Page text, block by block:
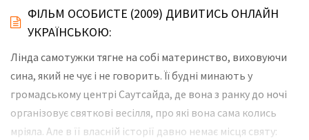
ФІЛЬМ ОСОБИСТЕ (2009) ДИВИТИСЬ ОНЛАЙН
УКРАЇНСЬКОЮ:
Лінда самотужки тягне на собі материнство, виховуючи
сина, який не чує і не говорить. Її будні минають у
громадському центрі Саутсайда, де вона з ранку до ночі
організовує святкові весілля, про які вона сама колись
мріяла. Але в її власній історії давно немає місця святу: